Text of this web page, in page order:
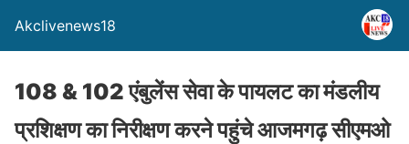
Akclivenews18
108 & 102 एंबुलेंस सेवा के पायलट का मंडलीय
प्रशिक्षण का निरीक्षण करने पहुंचे आजमगढ़ सीएमओ